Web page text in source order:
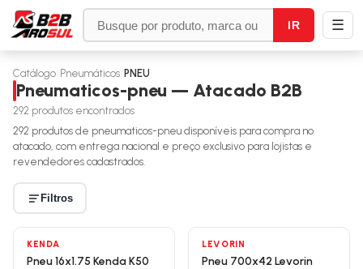
IR ☰
Catálogo Pneumáticos PNEU
Pneumaticos-pneu — Atacado B2B
292 produtos encontrados
292 produtos de pneumaticos-pneu disponíveis para compra no
atacado, com entrega nacional e preço exclusivo para lojistas e
revendedores cadastrados.
Filtros
KENDA
Pneu 16x1.75 Kenda K50
LEVORIN
Pneu 700x42 Levorin